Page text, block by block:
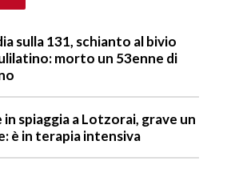
sulla 131, schianto al bivio
morto un 53enne di
in spiaggia a Lotzorai, grave un
è in terapia intensiva